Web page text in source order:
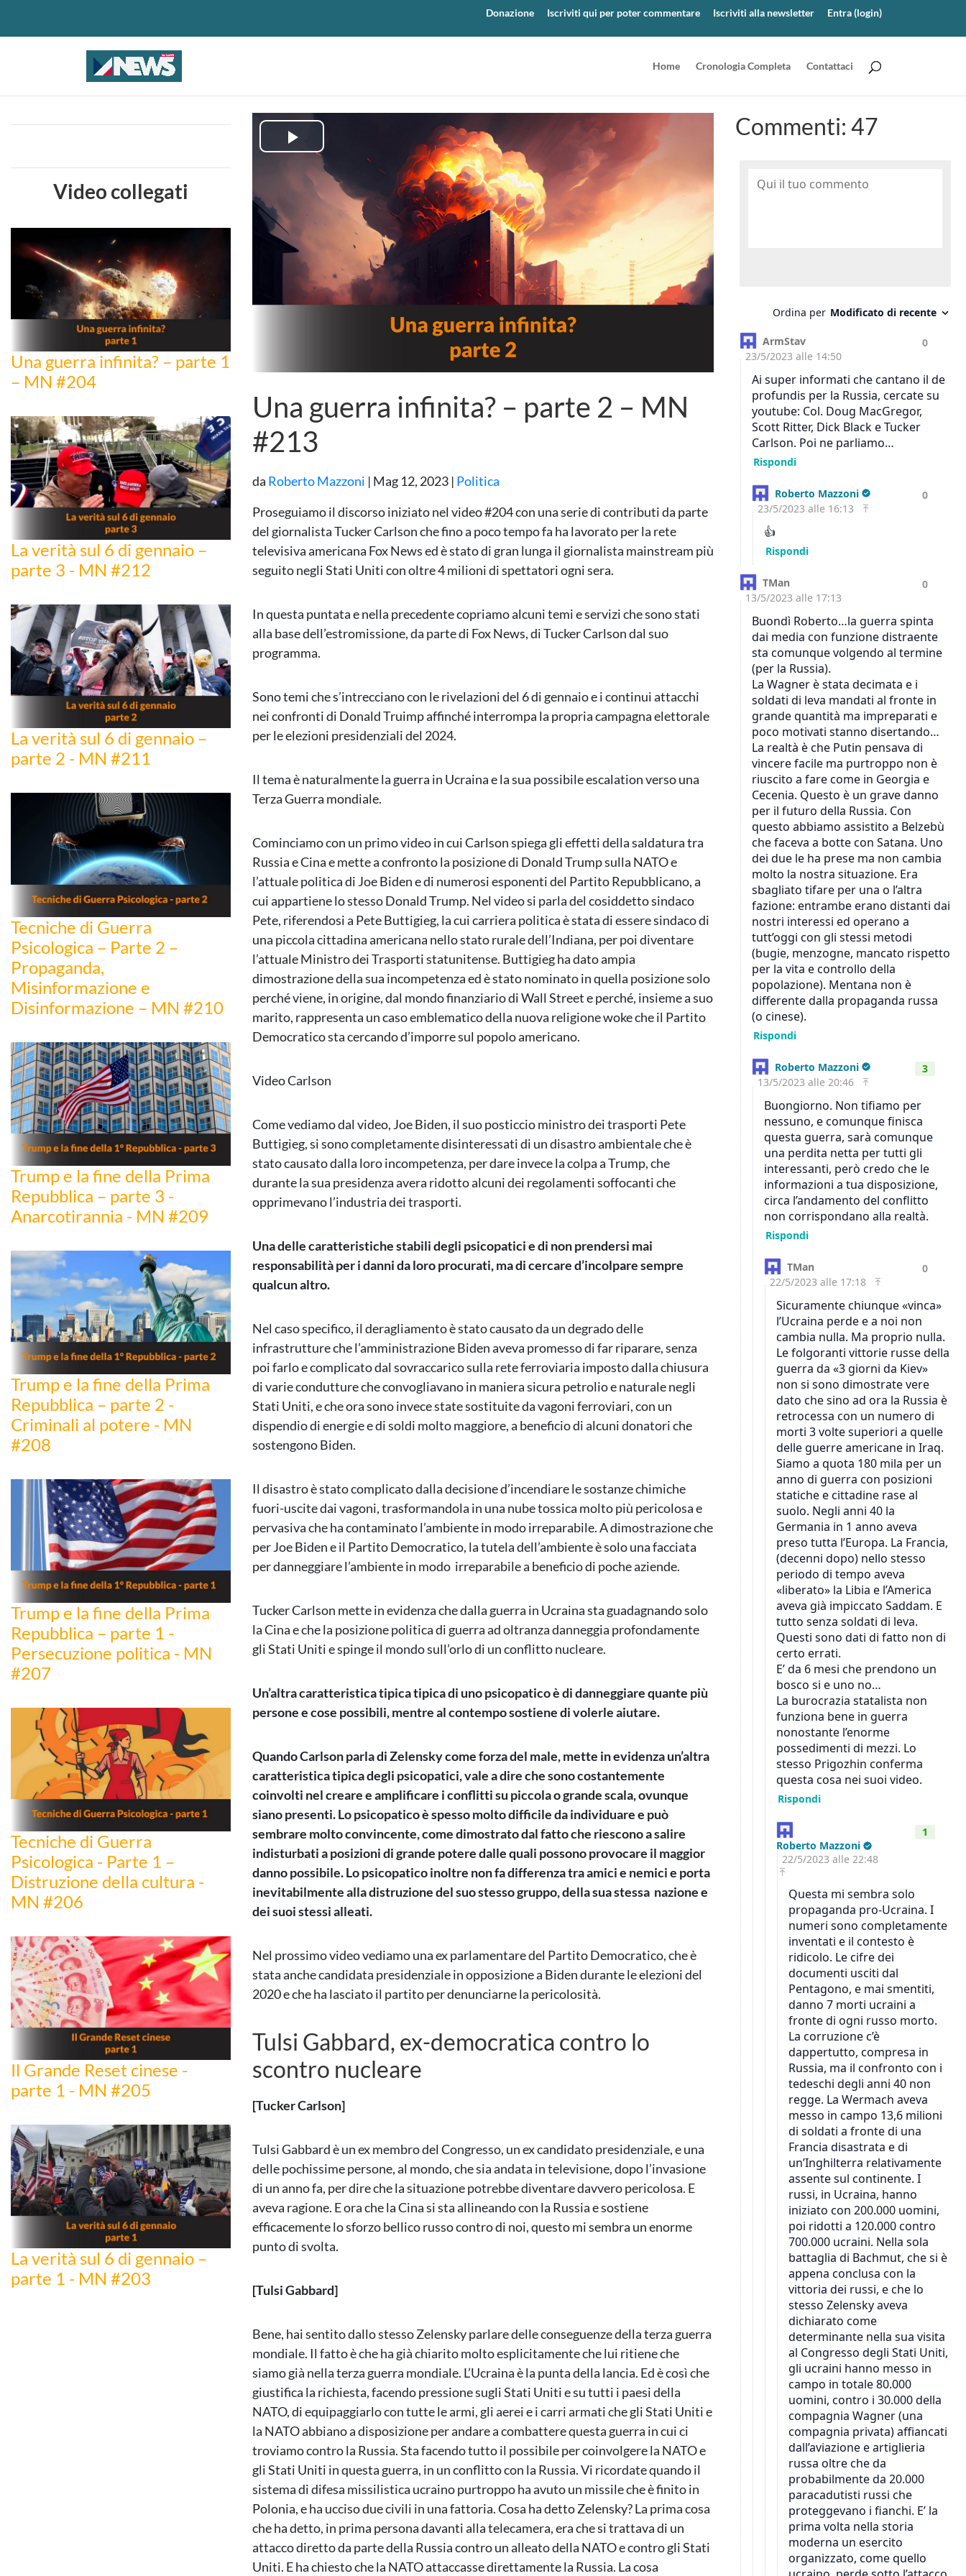
Donazione Iscriviti qui per poter commentare Iscriviti alla newsletter Entra (login)
Home Cronologia Completa Contattaci
Play
Video
Una guerra infinita? – parte 2 – MN
#213
da Roberto Mazzoni | Mag 12, 2023 | Politica
Proseguiamo il discorso iniziato nel video #204 con una serie di contributi da parte
del giornalista Tucker Carlson che fino a poco tempo fa ha lavorato per la rete
televisiva americana Fox News ed è stato di gran lunga il giornalista mainstream più
seguito negli Stati Uniti con oltre 4 milioni di spettatori ogni sera.
In questa puntata e nella precedente copriamo alcuni temi e servizi che sono stati
alla base dell’estromissione, da parte di Fox News, di Tucker Carlson dal suo
programma.
Sono temi che s’intrecciano con le rivelazioni del 6 di gennaio e i continui attacchi
nei confronti di Donald Truimp affinché interrompa la propria campagna elettorale
per le elezioni presidenziali del 2024.
Il tema è naturalmente la guerra in Ucraina e la sua possibile escalation verso una
Terza Guerra mondiale.
Cominciamo con un primo video in cui Carlson spiega gli effetti della saldatura tra
Russia e Cina e mette a confronto la posizione di Donald Trump sulla NATO e
l’attuale politica di Joe Biden e di numerosi esponenti del Partito Repubblicano, a
cui appartiene lo stesso Donald Trump. Nel video si parla del cosiddetto sindaco
Pete, riferendosi a Pete Buttigieg, la cui carriera politica è stata di essere sindaco di
una piccola cittadina americana nello stato rurale dell’Indiana, per poi diventare
l’attuale Ministro dei Trasporti statunitense. Buttigieg ha dato ampia
dimostrazione della sua incompetenza ed è stato nominato in quella posizione solo
perché viene, in origine, dal mondo finanziario di Wall Street e perché, insieme a suo
marito, rappresenta un caso emblematico della nuova religione woke che il Partito
Democratico sta cercando d’imporre sul popolo americano.
Video Carlson
Come vediamo dal video, Joe Biden, il suo posticcio ministro dei trasporti Pete
Buttigieg, si sono completamente disinteressati di un disastro ambientale che è
stato causato dalla loro incompetenza, per dare invece la colpa a Trump, che
durante la sua presidenza avera ridotto alcuni dei regolamenti soffocanti che
opprimevano l’industria dei trasporti.
Una delle caratteristiche stabili degli psicopatici e di non prendersi mai
responsabilità per i danni da loro procurati, ma di cercare d’incolpare sempre
qualcun altro.
Nel caso specifico, il deragliamento è stato causato da un degrado delle
infrastrutture che l’amministrazione Biden aveva promesso di far riparare, senza
poi farlo e complicato dal sovraccarico sulla rete ferroviaria imposto dalla chiusura
di varie condutture che convogliavano in maniera sicura petrolio e naturale negli
Stati Uniti, e che ora sono invece state sostituite da vagoni ferroviari, con un
dispendio di energie e di soldi molto maggiore, a beneficio di alcuni donatori che
sostengono Biden.
Il disastro è stato complicato dalla decisione d’incendiare le sostanze chimiche
fuori-uscite dai vagoni, trasformandola in una nube tossica molto più pericolosa e
pervasiva che ha contaminato l’ambiente in modo irreparabile. A dimostrazione che
per Joe Biden e il Partito Democratico, la tutela dell’ambiente è solo una facciata
per danneggiare l’ambiente in modo irreparabile a beneficio di poche aziende.
Tucker Carlson mette in evidenza che dalla guerra in Ucraina sta guadagnando solo
la Cina e che la posizione politica di guerra ad oltranza danneggia profondamente
gli Stati Uniti e spinge il mondo sull’orlo di un conflitto nucleare.
Un’altra caratteristica tipica tipica di uno psicopatico è di danneggiare quante più
persone e cose possibili, mentre al contempo sostiene di volerle aiutare.
Quando Carlson parla di Zelensky come forza del male, mette in evidenza un’altra
caratteristica tipica degli psicopatici, vale a dire che sono costantemente
coinvolti nel creare e amplificare i conflitti su piccola o grande scala, ovunque
siano presenti. Lo psicopatico è spesso molto difficile da individuare e può
sembrare molto convincente, come dimostrato dal fatto che riescono a salire
indisturbati a posizioni di grande potere dalle quali possono provocare il maggior
danno possibile. Lo psicopatico inoltre non fa differenza tra amici e nemici e porta
inevitabilmente alla distruzione del suo stesso gruppo, della sua stessa nazione e
dei suoi stessi alleati.
Nel prossimo video vediamo una ex parlamentare del Partito Democratico, che è
stata anche candidata presidenziale in opposizione a Biden durante le elezioni del
2020 e che ha lasciato il partito per denunciarne la pericolosità.
Tulsi Gabbard, ex-democratica contro lo
scontro nucleare
[Tucker Carlson]
Tulsi Gabbard è un ex membro del Congresso, un ex candidato presidenziale, e una
delle pochissime persone, al mondo, che sia andata in televisione, dopo l’invasione
di un anno fa, per dire che la situazione potrebbe diventare davvero pericolosa. E
aveva ragione. E ora che la Cina si sta allineando con la Russia e sostiene
efficacemente lo sforzo bellico russo contro di noi, questo mi sembra un enorme
punto di svolta.
[Tulsi Gabbard]
Bene, hai sentito dallo stesso Zelensky parlare delle conseguenze della terza guerra
mondiale. Il fatto è che ha già chiarito molto esplicitamente che lui ritiene che
siamo già nella terza guerra mondiale. L’Ucraina è la punta della lancia. Ed è così che
giustifica la richiesta, facendo pressione sugli Stati Uniti e su tutti i paesi della
NATO, di equipaggiarlo con tutte le armi, gli aerei e i carri armati che gli Stati Uniti e
la NATO abbiano a disposizione per andare a combattere questa guerra in cui ci
troviamo contro la Russia. Sta facendo tutto il possibile per coinvolgere la NATO e
gli Stati Uniti in questa guerra, in un conflitto con la Russia. Vi ricordate quando il
sistema di difesa missilistica ucraino purtroppo ha avuto un missile che è finito in
Polonia, e ha ucciso due civili in una fattoria. Cosa ha detto Zelensky? La prima cosa
che ha detto, in prima persona davanti alla telecamera, era che si trattava di un
attacco diretto da parte della Russia contro un alleato della NATO e contro gli Stati
Uniti. E ha chiesto che la NATO attaccasse direttamente la Russia. La cosa
Commenti: 47
Video collegati
Una guerra infinita? – parte 1
– MN #204
La verità sul 6 di gennaio –
parte 3 - MN #212
La verità sul 6 di gennaio –
parte 2 - MN #211
Tecniche di Guerra
Psicologica – Parte 2 –
Propaganda,
Misinformazione e
Disinformazione – MN #210
Trump e la fine della Prima
Repubblica – parte 3 -
Anarcotirannia - MN #209
Trump e la fine della Prima
Repubblica – parte 2 -
Criminali al potere - MN
#208
Trump e la fine della Prima
Repubblica – parte 1 -
Persecuzione politica - MN
#207
Tecniche di Guerra
Psicologica - Parte 1 –
Distruzione della cultura -
MN #206
Il Grande Reset cinese -
parte 1 - MN #205
La verità sul 6 di gennaio –
parte 1 - MN #203